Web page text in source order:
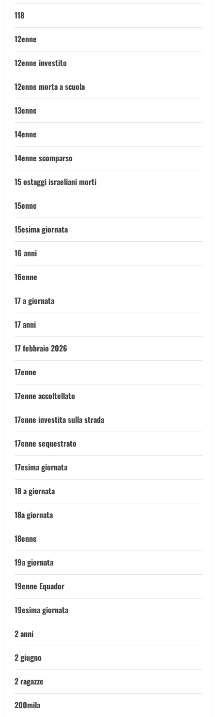
118
12enne
12enne investito
12enne morta a scuola
13enne
14enne
14enne scomparso
15 ostaggi israeliani morti
15enne
15esima giornata
16 anni
16enne
17 a giornata
17 anni
17 febbraio 2026
17enne
17enne accoltellato
17enne investita sulla strada
17enne sequestrato
17esima giornata
18 a giornata
18a giornata
18enne
19a giornata
19enne Equador
19esima giornata
2 anni
2 giugno
2 ragazze
200mila